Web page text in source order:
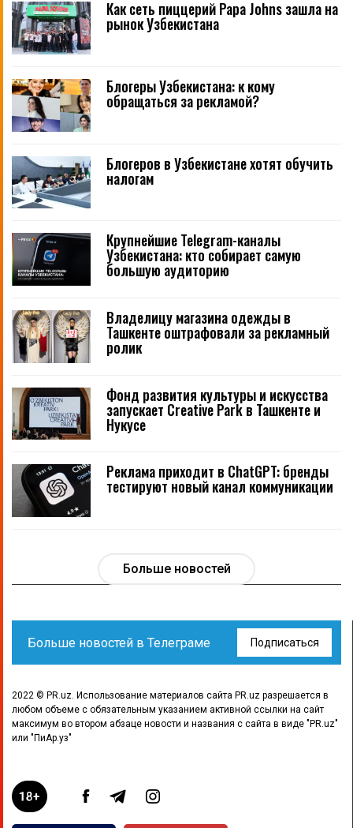
Как сеть пиццерий Papa Johns зашла на
рынок Узбекистана
Блогеры Узбекистана: к кому
обращаться за рекламой?
Блогеров в Узбекистане хотят обучить
налогам
Крупнейшие Telegram-каналы
Узбекистана: кто собирает самую
большую аудиторию
Владелицу магазина одежды в
Ташкенте оштрафовали за рекламный
ролик
Фонд развития культуры и искусства
запускает Creative Park в Ташкенте и
Нукусе
Реклама приходит в ChatGPT: бренды
тестируют новый канал коммуникации
Больше новостей
Больше новостей в Телеграме Подписаться
2022 © PR.uz. Использование материалов сайта PR.uz разрешается в
любом объеме с обязательным указанием активной ссылки на сайт
максимум во втором абзаце новости и названия с сайта в виде "PR.uz"
или "ПиАр.уз"